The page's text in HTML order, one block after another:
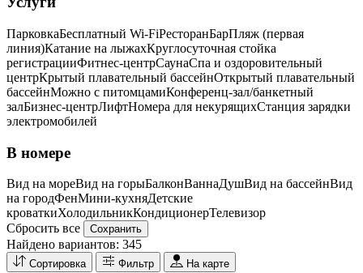
ПарковкаБесплатный Wi-FiРесторанБарПляж (первая
линия)Катание на лыжахКруглосуточная стойка
регистрацииФитнес-центрСаунаСпа и оздоровительный
центрКрытый плавательный бассейнОткрытый плавательный
бассейнМожно с питомцамиКонференц-зал/банкетный
залБизнес-центрЛифтНомера для некурящихCтанция зарядки
электромобилей
В номере
Вид на мореВид на горыБалконВаннаДушВид на бассейнВид
на городФенМини-кухняДетские
кроваткиХолодильникКондиционерТелевизор
Сбросить все
Сохранить
Найдено вариантов: 345
Сортировка Фильтр На карте